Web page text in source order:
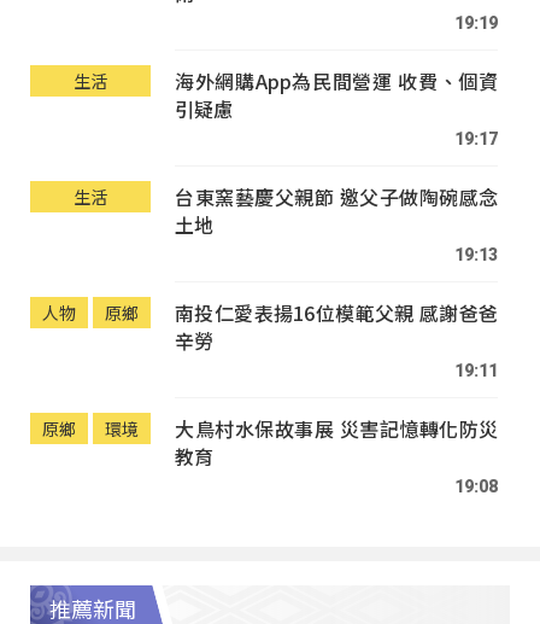
19:19
生活
海外網購App為民間營運 收費、個資
引疑慮
19:17
生活
台東窯藝慶父親節 邀父子做陶碗感念
土地
19:13
人物 原鄉
南投仁愛表揚16位模範父親 感謝爸爸
辛勞
19:11
原鄉 環境
大鳥村水保故事展 災害記憶轉化防災
教育
19:08
推薦新聞